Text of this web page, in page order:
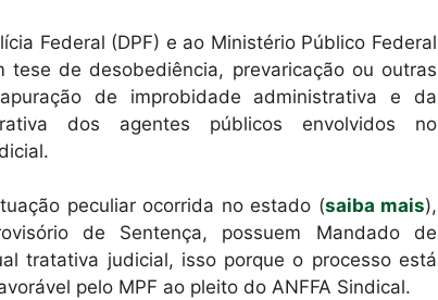
Federal (DPF) e ao Ministério Público Federal
de desobediência, prevaricação ou outras
de improbidade administrativa e da
dos agentes públicos envolvidos no
peculiar ocorrida no estado (saiba mais),
de Sentença, possuem Mandado de
tratativa judicial, isso porque o processo está
pelo MPF ao pleito do ANFFA Sindical.